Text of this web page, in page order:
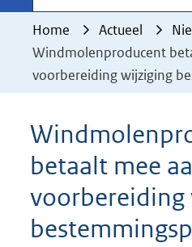
geweigerd.
Home Actueel
Windmolenproducent
voorbereiding wijziging
betaalt mee
voorbereiding